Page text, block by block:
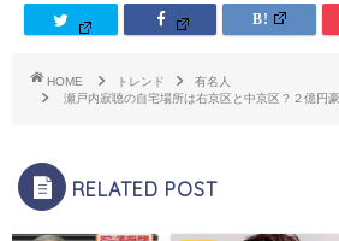
HOME トレンド
有名人
瀬戸内寂聴の自宅場所は右京区と中京区？２億円
RELATED POST